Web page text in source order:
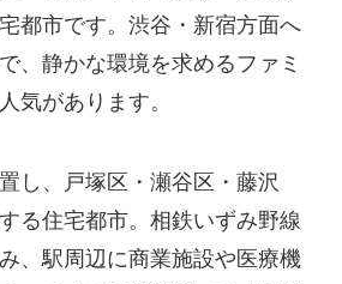
都市です。渋谷・新宿方面へ
、静かな環境を求めるファミ
気があります。
し、戸塚区・瀬谷区・藤沢
る住宅都市。相鉄いずみ野線
、駅周辺に商業施設や医療機